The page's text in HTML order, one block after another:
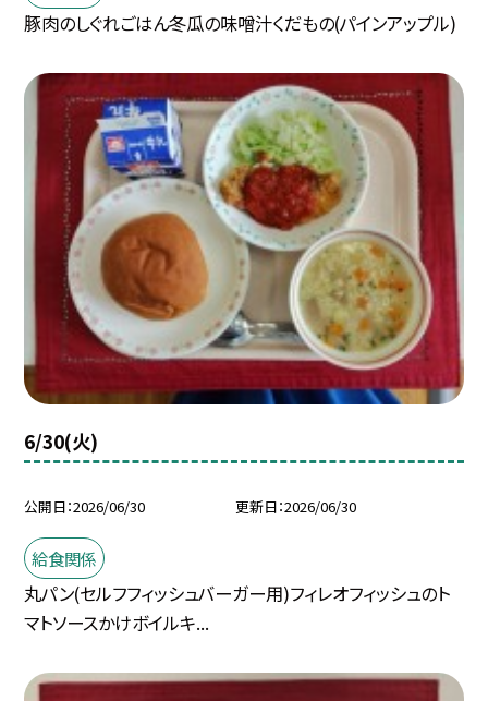
豚肉のしぐれごはん冬瓜の味噌汁くだもの(パインアップル)
6/30(火)
公開日 2026/06/30 更新日 2026/06/30
給食関係
丸パン(セルフフィッシュバーガー用)フィレオフィッシュのト
マトソースかけボイルキ...